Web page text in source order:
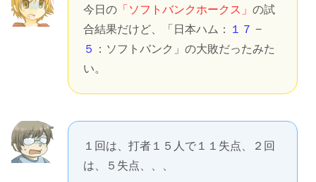
今日の 「ソフトバンクホークス」 の試
合結果だけど、「日本ハム：
１７ −
５
：ソフトバンク」の大敗だったみた
い。
１回は、打者１５人で１１失点、２回
は、５失点、、、